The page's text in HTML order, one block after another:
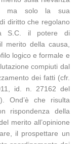
ma solo la sua
diritto che regolano
S.C. il potere di
merito della causa,
logico e formale e
compiuti dal
dei fatti (cfr.
id. n. 27162 del
Ond’è che risulta
rispondenza della
merito all’opinione
il prospettare un